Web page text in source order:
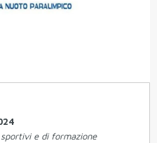
e di formazione